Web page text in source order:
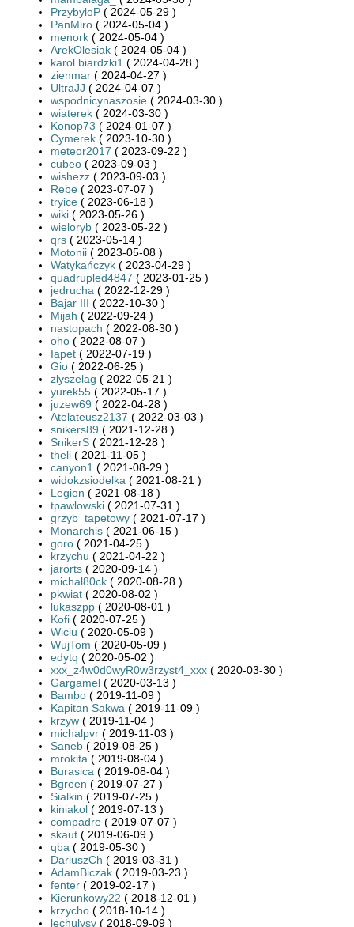
PrzybyloP ( 2024-05-29 )
PanMiro ( 2024-05-04 )
menork ( 2024-05-04 )
ArekOlesiak ( 2024-05-04 )
karol.biardzki1 ( 2024-04-28 )
zienmar ( 2024-04-27 )
UltraJJ ( 2024-04-07 )
wspodnicynaszosie ( 2024-03-30 )
wiaterek ( 2024-03-30 )
Konop73 ( 2024-01-07 )
Cymerek ( 2023-10-30 )
meteor2017 ( 2023-09-22 )
cubeo ( 2023-09-03 )
wishezz ( 2023-09-03 )
Rebe ( 2023-07-07 )
tryice ( 2023-06-18 )
wiki ( 2023-05-26 )
wieloryb ( 2023-05-22 )
qrs ( 2023-05-14 )
Motonii ( 2023-05-08 )
Watykańczyk ( 2023-04-29 )
quadrupled4847 ( 2023-01-25 )
jedrucha ( 2022-12-29 )
Bajar III ( 2022-10-30 )
Mijah ( 2022-09-24 )
nastopach ( 2022-08-30 )
oho ( 2022-08-07 )
Iapet ( 2022-07-19 )
Gio ( 2022-06-25 )
zlyszelag ( 2022-05-21 )
yurek55 ( 2022-05-17 )
juzew69 ( 2022-04-28 )
Atelateusz2137 ( 2022-03-03 )
snikers89 ( 2021-12-28 )
SnikerS ( 2021-12-28 )
theli ( 2021-11-05 )
canyon1 ( 2021-08-29 )
widokzsiodelka ( 2021-08-21 )
Legion ( 2021-08-18 )
tpawlowski ( 2021-07-31 )
grzyb_tapetowy ( 2021-07-17 )
Monarchis ( 2021-06-15 )
goro ( 2021-04-25 )
krzychu ( 2021-04-22 )
jarorts ( 2020-09-14 )
michal80ck ( 2020-08-28 )
pkwiat ( 2020-08-02 )
lukaszpp ( 2020-08-01 )
Kofi ( 2020-07-25 )
Wiciu ( 2020-05-09 )
WujTom ( 2020-05-09 )
edytq ( 2020-05-02 )
xxx_z4w0d0wyR0w3rzyst4_xxx ( 2020-03-30 )
Gargamel ( 2020-03-13 )
Bambo ( 2019-11-09 )
Kapitan Sakwa ( 2019-11-09 )
krzyw ( 2019-11-04 )
michalpvr ( 2019-11-03 )
Saneb ( 2019-08-25 )
mrokita ( 2019-08-04 )
Burasica ( 2019-08-04 )
Bgreen ( 2019-07-27 )
Sialkin ( 2019-07-25 )
kiniakol ( 2019-07-13 )
compadre ( 2019-07-07 )
skaut ( 2019-06-09 )
qba ( 2019-05-30 )
DariuszCh ( 2019-03-31 )
AdamBiczak ( 2019-03-23 )
fenter ( 2019-02-17 )
Kierunkowy22 ( 2018-12-01 )
krzycho ( 2018-10-14 )
lechulysy ( 2018-09-09 )